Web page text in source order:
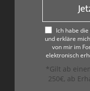
Ich habe
und erkläre
von mir im
elektronisch
*Gilt ab
250€, ab